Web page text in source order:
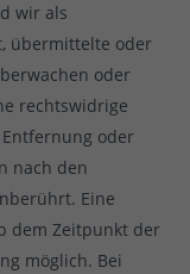
wir als
übermittelte oder
oder
rechtswidrige
oder
nach den
Eine
dem Zeitpunkt der
möglich. Bei